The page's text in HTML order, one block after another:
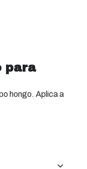
para
hongo. Aplica a